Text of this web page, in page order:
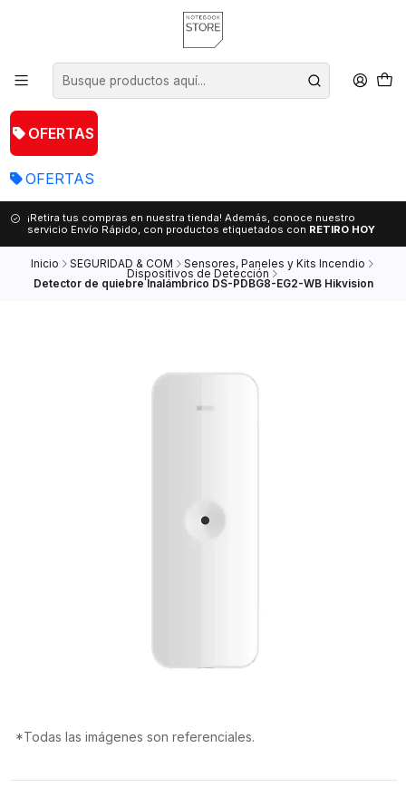
OFERTAS
OFERTAS
¡Retira tus compras en nuestra tienda! Además, conoce nuestro
servicio Envío Rápido, con productos etiquetados con RETIRO HOY
Inicio SEGURIDAD & COM Sensores, Paneles y Kits Incendio
Dispositivos de Detección
Detector de quiebre Inalámbrico DS-PDBG8-EG2-WB Hikvision
*Todas las imágenes son referenciales.